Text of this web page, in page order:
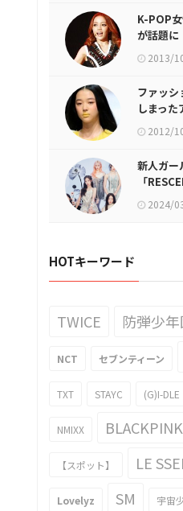
K-POP
が話題に
2013/
ファッシ
しまっ
2012/
新人ガー
「
トフォト
2024/
HOTキーワード
TWICE 防弾少
NCT セブンティーン
TXT STAYC (G)I-DLE
NMIXX BLACKPINK
【スポット】 LE
Lovelyz SM 宇宙